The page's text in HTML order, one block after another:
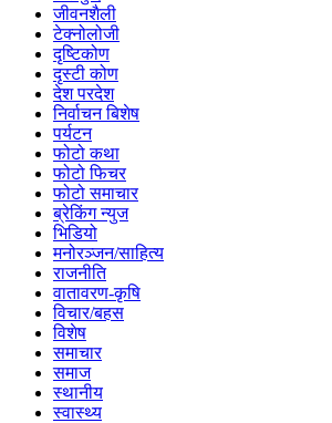
जीवनशैली
टेक्नोलोजी
दृष्टिकोण
दृस्टी कोण
देश परदेश
निर्वाचन बिशेष
पर्यटन
फोटो कथा
फोटो फिचर
फोटो समाचार
ब्रेकिंग न्युज
भिडियो
मनोरञ्जन/साहित्य
राजनीति
वातावरण-कृषि
विचार/बहस
विशेष
समाचार
समाज
स्थानीय
स्वास्थ्य